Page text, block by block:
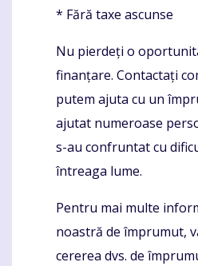
* Fără taxe ascunse
Nu pierdeți o
finanțare. Contactați
putem ajuta cu un
ajutat numeroase
s-au confruntat cu
întreaga lume.
Pentru mai multe
noastră de împrumut,
cererea dvs. de